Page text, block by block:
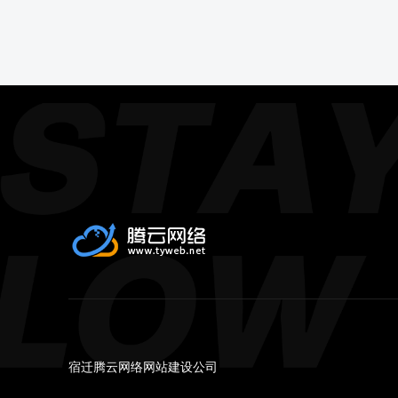
宿迁腾云网络网站建设公司